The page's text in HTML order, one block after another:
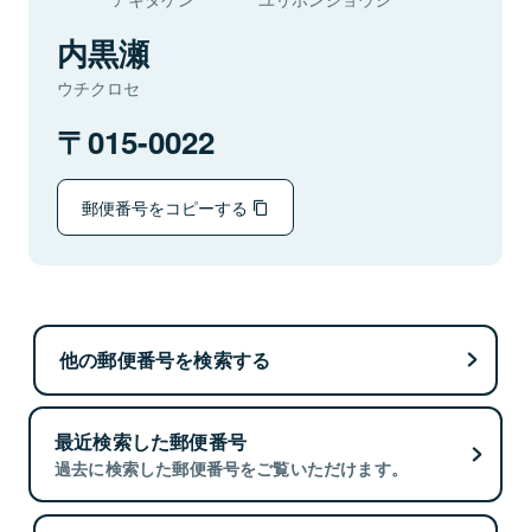
内黒瀬
ウチクロセ
015-0022
郵便番号をコピーする
他の郵便番号を検索する
最近検索した郵便番号
過去に検索した郵便番号をご覧いただけます。